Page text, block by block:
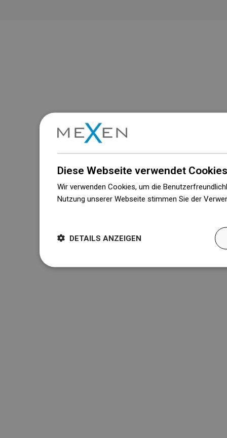
Diese Webseite verwendet
Wir verwenden Cookies, um die
Nutzung unserer Webseite stimmen Sie der
DETAILS ANZEIGEN